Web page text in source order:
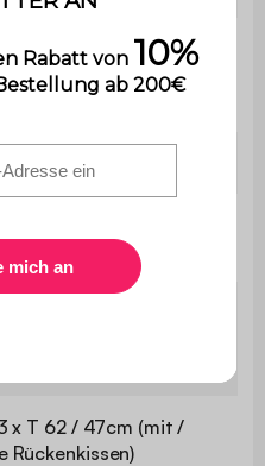
ist sehr einfach,
Bedienungsanleitung
mitgeliefert.
kg
Recamiere) x H 83cm
x T 62 / 47cm (mit /
Rückenkissen)